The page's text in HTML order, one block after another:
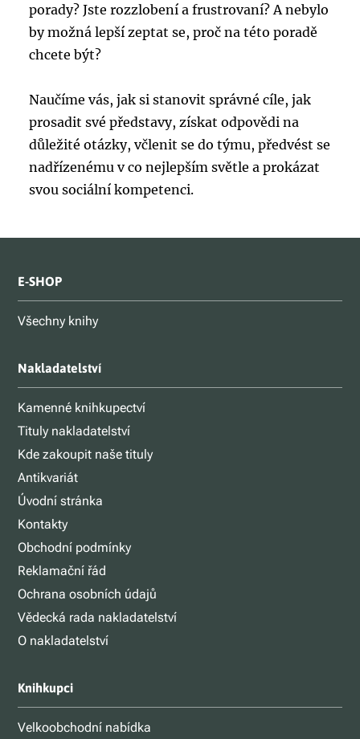
porady? Jste rozzlobení a frustrovaní? A nebylo
by možná lepší zeptat se, proč na této poradě
chcete být?
Naučíme vás, jak si stanovit správné cíle, jak
prosadit své představy, získat odpovědi na
důležité otázky, včlenit se do týmu, předvést se
nadřízenému v co nejlepším světle a prokázat
svou sociální kompetenci.
E-SHOP
Všechny knihy
Nakladatelství
Kamenné knihkupectví
Tituly nakladatelství
Kde zakoupit naše tituly
Antikvariát
Úvodní stránka
Kontakty
Obchodní podmínky
Reklamační řád
Ochrana osobních údajů
Vědecká rada nakladatelství
O nakladatelství
Knihkupci
Velkoobchodní nabídka